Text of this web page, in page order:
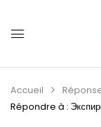
Accueil
Répondre à :